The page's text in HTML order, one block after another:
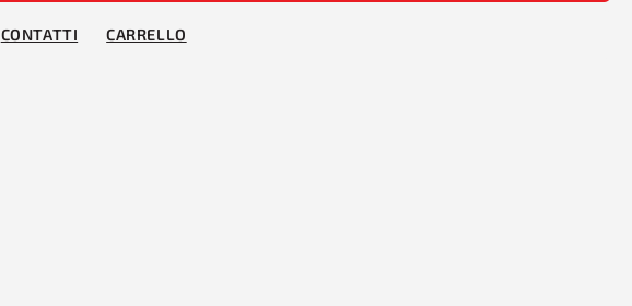
CONTATTI CARRELLO